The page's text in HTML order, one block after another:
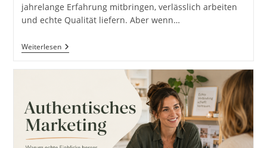
jahrelange Erfahrung mitbringen, verlässlich arbeiten
und echte Qualität liefern. Aber wenn…
WeiterlesenVisuelles
Storytelling
Du
Deine
Marke
Mit
Bildern